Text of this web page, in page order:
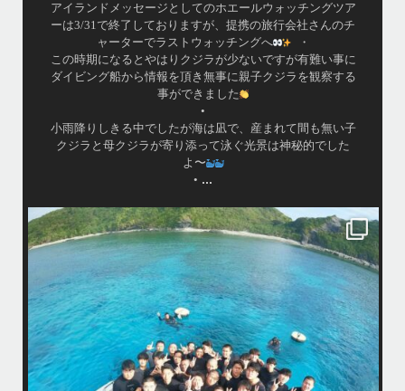
アイランドメッセージとしてのホエールウォッチングツア
ーは3/31で終了しておりますが、提携の旅行会社さんのチ
ャーターでラストウォッチングへ
・
この時期になるとやはりクジラが少ないですが有難い事に
ダイビング船から情報を頂き無事に親子クジラを観察する
事ができました
•
小雨降りしきる中でしたが海は凪で、産まれて間も無い子
クジラと母クジラが寄り添って泳ぐ光景は神秘的でした
よ〜
• ...
island.message
はいさ〜い！
今年も青森高校の修学旅行～体験ダイビング～
1日目は呼吸の練習！！！
2日目は実際に泳いで遊んでみよう！
水中で呼吸ができる不思議な遊びはどうだっかな？！？！
タイミングがよかったチームはカメも見れてチョーラッキー
スポーツ科なので運動神経抜群
海況は荒れてましたが、2日間とも船出せたのは運がいいね！！
高校生でダイビングできるのは羨ましい！！！
なかなかできない経験
今回は海の世界にほんの少し足を入れただけなのでもっともっと知りた
くなったら是非ライセンス取得して遊びに来てね
...